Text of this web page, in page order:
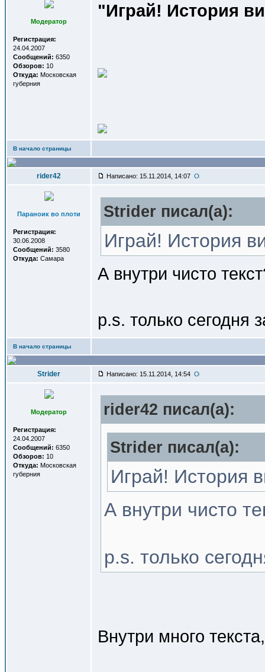
Модератор
Регистрация:
24.04.2007
Сообщений: 6350
Обзоров: 10
Откуда: Московская
губерния
"Играй! История
В начало страницы
rider42 Написано: 15.11.2014, 14:07
Параноик во плоти
Регистрация:
30.06.2008
Сообщений: 3580
Откуда: Самара
Strider писал(a):
Играй! История
А внутри чисто
p.s. только сегодня
В начало страницы
Strider Написано: 15.11.2014, 14:54
Модератор
Регистрация:
24.04.2007
Сообщений: 6350
Обзоров: 10
Откуда: Московская
губерния
rider42 писал(a):
Strider писал(a):
Играй! История
А внутри чисто
p.s. только
Внутри много